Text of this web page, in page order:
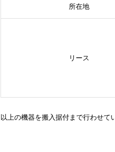
所在地
リース
以上の機器を搬入据付まで行わせて